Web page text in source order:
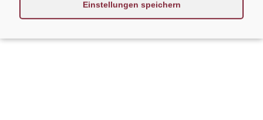
Einstellungen speichern